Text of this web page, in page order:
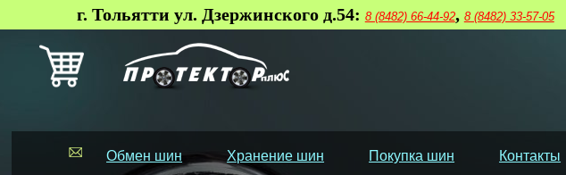
г. Тольятти ул. Дзержинского д.54: 8 (8482) 66-44-92, 8 (8482) 33-57-05
Обмен шин Хранение шин Покупка шин Контакты